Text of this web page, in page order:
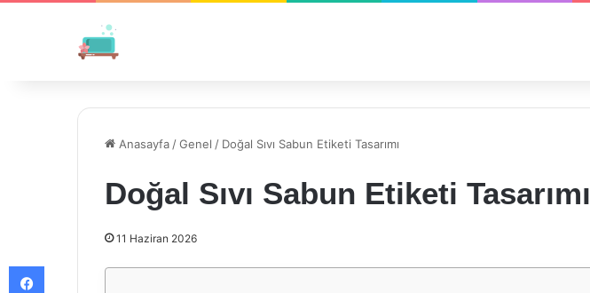
Anasayfa /Genel / Doğal Sıvı Sabun Etiketi Tasarımı
Doğal Sıvı Sabun Etiketi Tasarımı
11 Haziran 2026
Facebook